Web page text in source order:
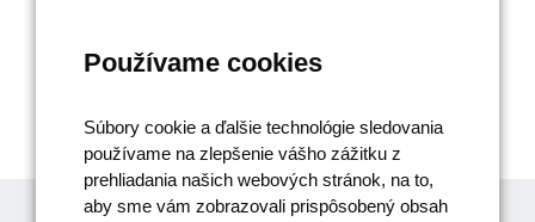
Používame cookies
Súbory cookie a ďalšie technológie sledovania
používame na zlepšenie vášho zážitku z
prehliadania našich webových stránok, na to,
aby sme vám zobrazovali prispôsobený obsah